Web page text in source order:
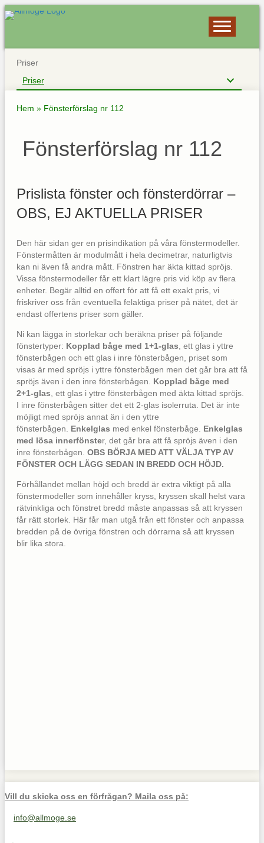
Priser
Priser
Hem » Fönsterförslag nr 112
Fönsterförslag nr 112
Prislista fönster och fönsterdörrar –
OBS, EJ AKTUELLA PRISER
Den här sidan ger en prisindikation på våra fönstermodeller.
Fönstermåtten är modulmått i hela decimetrar, naturligtvis
kan ni även få andra mått. Fönstren har äkta kittad spröjs.
Vissa fönstermodeller får ett klart lägre pris vid köp av flera
enheter. Begär alltid en offert för att få ett exakt pris, vi
friskriver oss från eventuella felaktiga priser på nätet, det är
endast offertens priser som gäller.
Ni kan lägga in storlekar och beräkna priser på följande
fönstertyper: Kopplad båge med 1+1-glas , ett glas i yttre
fönsterbågen och ett glas i inre fönsterbågen, priset som
visas är med spröjs i yttre fönsterbågen men det går bra att få
spröjs även i den inre fönsterbågen. Kopplad båge med
2+1-glas , ett glas i yttre fönsterbågen med äkta kittad spröjs.
I inre fönsterbågen sitter det ett 2-glas isolerruta. Det är inte
möjligt med spröjs annat än i den yttre
fönsterbågen. Enkelglas med enkel fönsterbåge.
Enkelglas
med lösa innerfönster, det går bra att få spröjs även i den
inre fönsterbågen. OBS BÖRJA MED ATT VÄLJA TYP AV
FÖNSTER OCH LÄGG SEDAN IN BREDD OCH HÖJD.
Förhållandet mellan höjd och bredd är extra viktigt på alla
fönstermodeller som innehåller kryss, kryssen skall helst vara
rätvinkliga och fönstret bredd måste anpassas så att kryssen
får rätt storlek. Här får man utgå från ett fönster och anpassa
bredden på de övriga fönstren och dörrarna så att kryssen
blir lika stora.
Vill du skicka oss en förfrågan? Maila oss på:
Maila oss på info@allmoge.se
info@allmoge.se